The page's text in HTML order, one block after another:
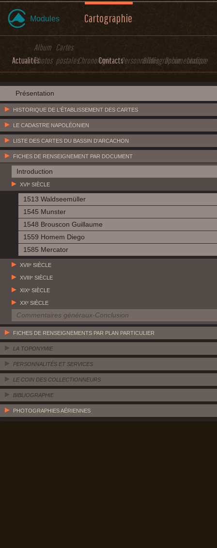
Modules Cartographie
Actualités
Album
Photos
Cartes
postalesChronologieContactsPersonnalitésBibliographieDocumentation
Lexique
Présentation
HISTORIQUE DE L'ÉTABLISSEMENT DES CARTES
LE CADASTRE NAPOLÉONIEN
LISTE DES CARTES DU BASSIN D'ARCACHON
FICHES DE RENSEIGNEMENT PAR DOCUMENT
Introduction
XVIᵉ SIÈCLE
1513 Waldseemüller
1545 Munster
1548 Brouscon Guillaume
1559 Homem Diego
1585 Mercator
XVIIᵉ SIÈCLE
XVIIIᵉ SIÈCLE
XIXᵉ SIÈCLE
XXᵉ SIÈCLE
Commentaires généraux-Conclusion
FICHES DE RENSEIGNEMENTS PAR PLAN PARTICULIER
LA TOPONYMIE
PERSONNALITÉS ET SERVICES
LE COIN DES COLLECTIONNEURS
BIBLIOGRAPHIE
PHOTOGRAPHIES AÉRIENNES